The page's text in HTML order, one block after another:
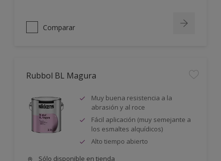
Comparar
Rubbol BL Magura
Muy buena resistencia a la
abrasión y al roce
Fácil aplicación (muy semejante a
los esmaltes alquídicos)
Alto tiempo abierto
Sólo disponible en tienda